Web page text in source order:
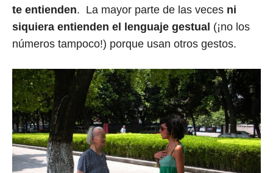
te entienden. La mayor parte de las veces ni
siquiera entienden el lenguaje gestual (¡no los
números tampoco!) porque usan otros gestos.